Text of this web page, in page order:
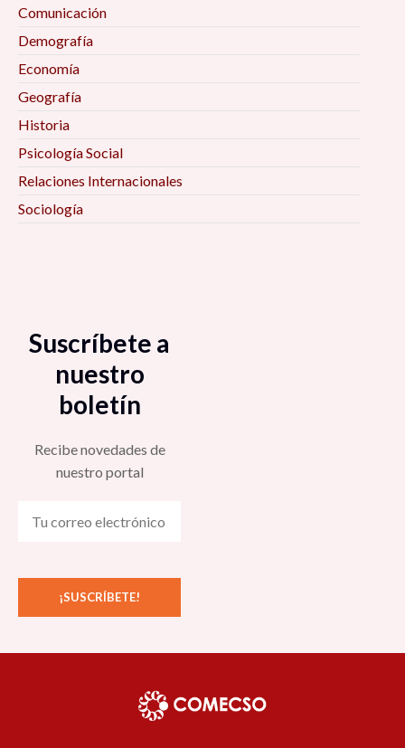
Comunicación
Demografía
Economía
Geografía
Historia
Psicología Social
Relaciones Internacionales
Sociología
Suscríbete a
nuestro
boletín
Recibe novedades de
nuestro portal